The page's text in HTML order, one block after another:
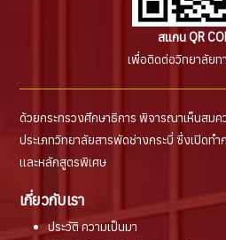
สแกน QR
เพื่อติดต่อวิทยาลัยท
ด้วยกระทรวงศึกษาธิการ พิจารณาเห็นสมค
ประเภทวิทยาลัยสารพัดช่างกระบี่ ซึ่งเปิดท
และหลักสูตรพิเศษ
เกี่ยวกับเรา
ประวัติ ความเป็นมา